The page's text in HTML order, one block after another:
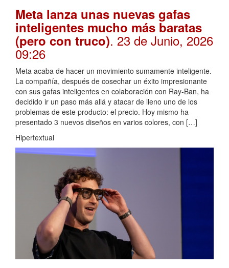
Meta lanza unas nuevas gafas
inteligentes mucho más baratas
(pero con truco). 23 de Junio, 2026
09:26
Meta acaba de hacer un movimiento sumamente inteligente.
La compañía, después de cosechar un éxito impresionante
con sus gafas inteligentes en colaboración con Ray-Ban, ha
decidido ir un paso más allá y atacar de lleno uno de los
problemas de este producto: el precio. Hoy mismo ha
presentado 3 nuevos diseños en varios colores, con […]
Hipertextual